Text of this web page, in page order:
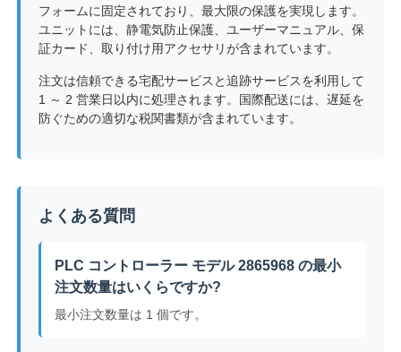
フォームに固定されており、最大限の保護を実現します。
ユニットには、静電気防止保護、ユーザーマニュアル、保
証カード、取り付け用アクセサリが含まれています。
注文は信頼できる宅配サービスと追跡サービスを利用して
1 ～ 2 営業日以内に処理されます。国際配送には、遅延を
防ぐための適切な税関書類が含まれています。
よくある質問
PLC コントローラー モデル 2865968 の最小
注文数量はいくらですか?
最小注文数量は 1 個です。